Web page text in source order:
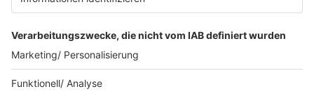
Impressum
Datenschutzerklärung
Datenschutzeinstellungen